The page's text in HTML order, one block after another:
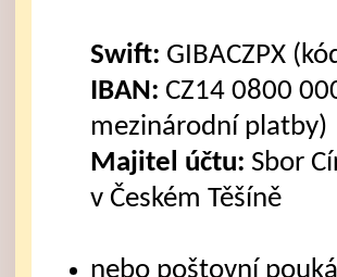
Swift: GIBACZPX
IBAN: CZ14 0800
mezinárodní platby)
Majitel účtu: Sbor
v Českém Těšíně
nebo poštovní